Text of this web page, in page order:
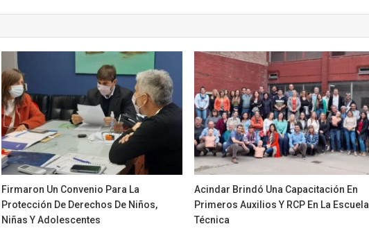
Firmaron Un Convenio Para La
Protección De Derechos De Niños,
Niñas Y Adolescentes
Acindar Brindó Una Capacitación En
Primeros Auxilios Y RCP En La Escuela
Técnica